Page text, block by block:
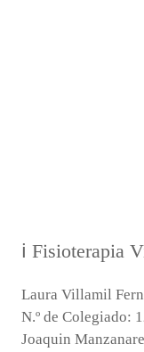
ℹ Fisioterapia
Laura Villamil
N.º de Colegiado:
Joaquin